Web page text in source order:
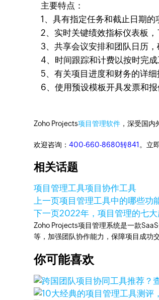
主要特点：
1、具有指定任务和截止日期的
2、实时关键绩效指标仪表板，
3、共享会议安排和团队日历，
4、时间跟踪和计费以按时完成
5、有关项目进度和财务的详细
6、使用预设模板开具发票和报
Zoho Projects项目管理软件 ，深受国
欢迎咨询：400-660-8680转841 。立
相关话题
项目管理工具项目协作工具
上一页项目管理工具中的哪些功
下一页2022年，项目管理的七
Zoho Projects项目管理系统是一款
等，加强团队协作能力，保障项目成功交
你可能喜欢